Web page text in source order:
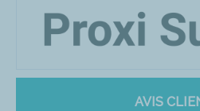
AVIS